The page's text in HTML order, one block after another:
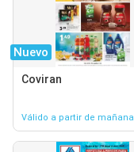
Nuevo
Coviran
Válido a partir de mañana